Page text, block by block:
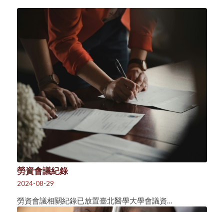
勞資會議紀錄
2024-08-29
勞資會議相關紀錄已放置臺北醫學大學會議資…